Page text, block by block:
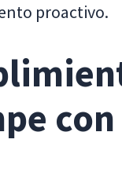
proactivo.